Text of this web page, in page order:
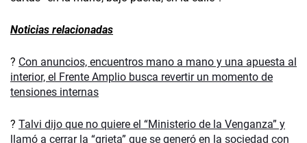
Noticias relacionadas
? Con anuncios, encuentros mano a mano y una apuesta al
interior, el Frente Amplio busca revertir un momento de
tensiones internas
? Talvi dijo que no quiere el “Ministerio de la Venganza” y
llamó a cerrar la “grieta” que se generó en la sociedad con